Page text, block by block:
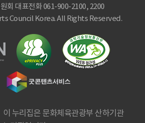
회 대표전화 061-900-2100, 2200
Council Korea. All Rights Reserved.
이 누리집은 문화체육관광부 산하기관